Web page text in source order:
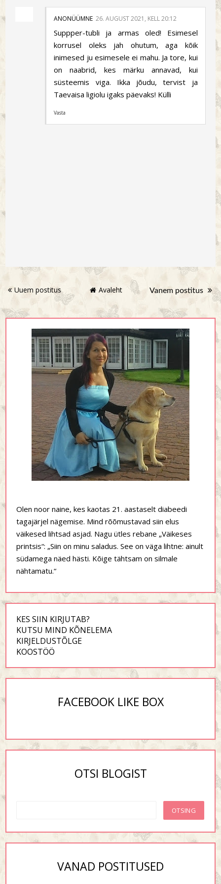
ANONÜÜMNE 26. AUGUST 2021, KELL 20:12
Suppper-tubli ja armas oled! Esimesel
korrusel oleks jah ohutum, aga kõik
inimesed ju esimesele ei mahu. Ja tore, kui
on naabrid, kes märku annavad, kui
süsteemis viga. Ikka jõudu, tervist ja
Taevaisa ligiolu igaks päevaks! Külli
Vasta
Uuem postitus Vanem postitus
Avaleht
Olen noor naine, kes kaotas 21. aastaselt diabeedi
tagajärjel nägemise. Mind rõõmustavad siin elus
väikesed lihtsad asjad. Nagu ütles rebane „Väikeses
printsis“: „Siin on minu saladus. See on väga lihtne: ainult
südamega näed hästi. Kõige tähtsam on silmale
nähtamatu.“
KES SIIN KIRJUTAB?
KUTSU MIND KÕNELEMA
KIRJELDUSTÕLGE
KOOSTÖÖ
FACEBOOK LIKE BOX
OTSI BLOGIST
VANAD POSTITUSED